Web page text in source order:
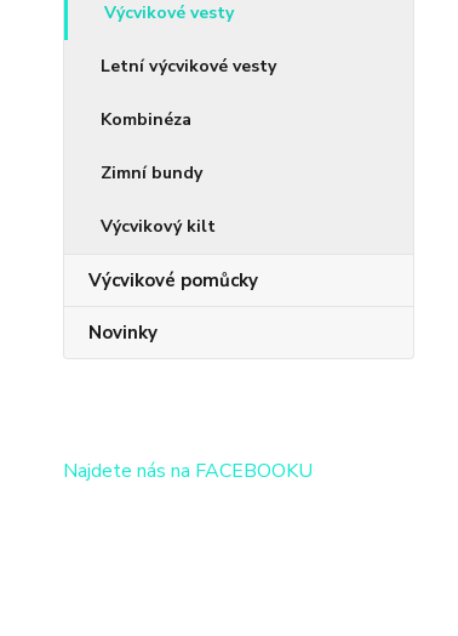
Výcvikové vesty
Letní výcvikové vesty
Kombinéza
Zimní bundy
Výcvikový kilt
Výcvikové pomůcky
Novinky
Najdete nás na FACEBOOKU